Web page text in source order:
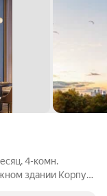
здании Корпус